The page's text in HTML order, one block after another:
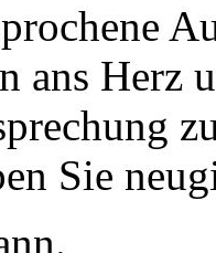
ans Herz
Sie